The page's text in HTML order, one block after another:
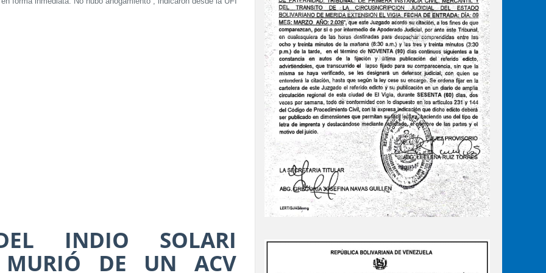
INDIO SOLARI
MURIÓ DE UN ACV